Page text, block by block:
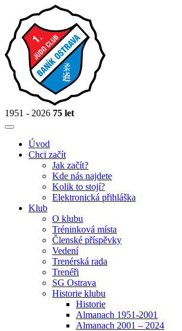
1951 - 2026 75 let
Úvod
Chci začít
Jak začít?
Kde nás najdete
Kolik to stojí?
Elektronická přihláška
Klub
O klubu
Tréninková místa
Členské příspěvky
Vedení
Trenérská rada
Trenéři
SG Ostrava
Historie klubu
Historie
Almanach 1951-2001
Almanach 2001 – 2024